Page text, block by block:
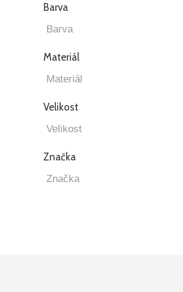
Barva
Materiál
Velikost
Značka